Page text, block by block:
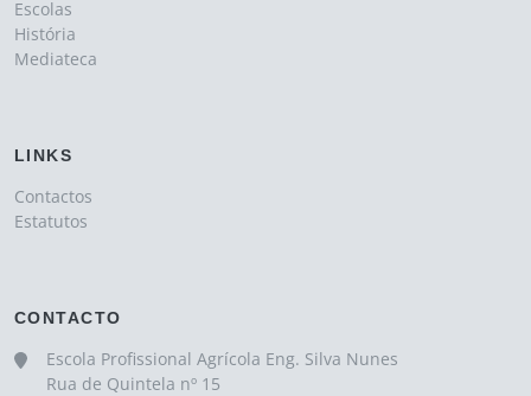
Escolas
História
Mediateca
LINKS
Contactos
Estatutos
CONTACTO
Escola Profissional Agrícola Eng. Silva Nunes
Rua de Quintela nº 15